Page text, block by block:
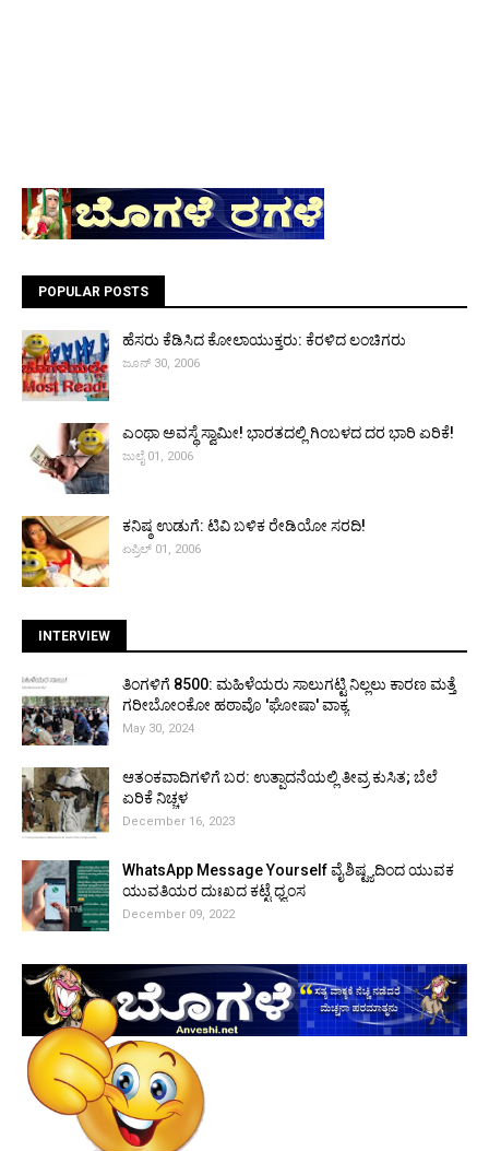
POPULAR POSTS
ಹೆಸರು ಕೆಡಿಸಿದ ಕೋಲಾಯುಕ್ತರು: ಕೆರಳಿದ ಲಂಚಿಗರು
ಜೂನ್ 30, 2006
ಎಂಥಾ ಅವಸ್ಥೆ ಸ್ವಾಮೀ! ಭಾರತದಲ್ಲಿ ಗಿಂಬಳದ ದರ ಭಾರಿ ಏರಿಕೆ!
ಜುಲೈ 01, 2006
ಕನಿಷ್ಠ ಉಡುಗೆ: ಟಿವಿ ಬಳಿಕ ರೇಡಿಯೋ ಸರದಿ!
ಏಪ್ರಿಲ್ 01, 2006
INTERVIEW
ತಿಂಗಳಿಗೆ ₹8500: ಮಹಿಳೆಯರು ಸಾಲುಗಟ್ಟಿ ನಿಲ್ಲಲು ಕಾರಣ ಮತ್ತೆ
ಗರೀಬೋಂಕೋ ಹಠಾವೊ 'ಘೋಷಾ' ವಾಕ್ಯ
May 30, 2024
ಆತಂಕವಾದಿಗಳಿಗೆ ಬರ: ಉತ್ಪಾದನೆಯಲ್ಲಿ ತೀವ್ರ ಕುಸಿತ; ಬೆಲೆ
ಏರಿಕೆ ನಿಚ್ಚಳ
December 16, 2023
WhatsApp Message Yourself ವೈಶಿಷ್ಟ್ಯದಿಂದ ಯುವಕ
ಯುವತಿಯರ ದುಃಖದ ಕಟ್ಟೆ ಧ್ವಂಸ
December 09, 2022